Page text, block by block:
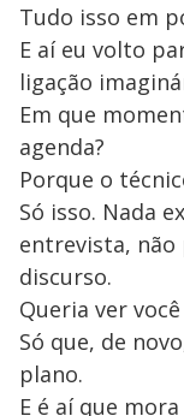
Tudo isso em
E aí eu volto
ligação
Em que
agenda?
Porque o
Só isso. Nada
entrevista, não
discurso.
Queria ver
Só que, de
plano.
E é aí que